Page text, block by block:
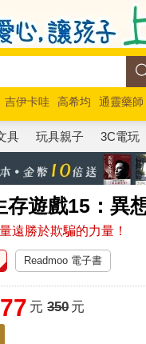
吉伊卡哇 高希均
通靈藥師
超慢跑
具 玩具親子 3C電玩
存遊戲15：異
遠勝於欺騙的力量！
Readmoo 電子書
元 350元